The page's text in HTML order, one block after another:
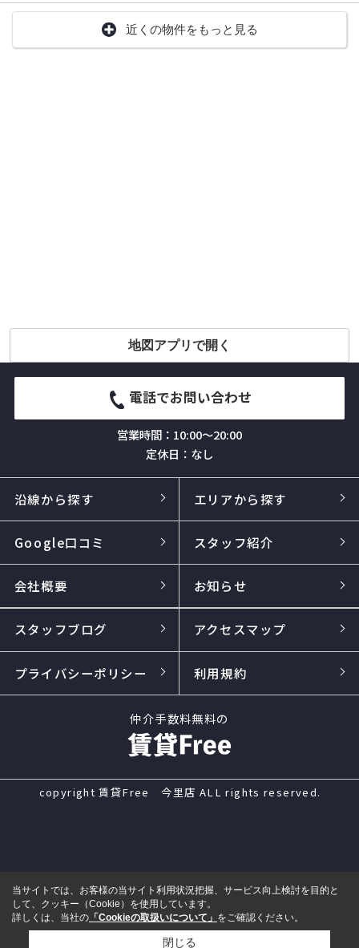
近くの物件をもっと見る
地図アプリで開く
電話でお問い合わせ
営業時間：10:00～20:00
定休日：なし
沿線から探す エリアから探す
Google口コミ スタッフ紹介
会社概要 お知らせ
スタッフブログ アクセスマップ
プライバシーポリシー 利用規約
仲介手数料無料の
copyright 賃貸Free 今里店 ALL rights reserved.
当サイトでは、お客様の当サイト利用状況把握、サービス向上検討を目的と
して、クッキー（Cookie）を使用しています。
詳しくは、当社の 「Cookieの取扱いについて」 をご確認ください。
閉じる